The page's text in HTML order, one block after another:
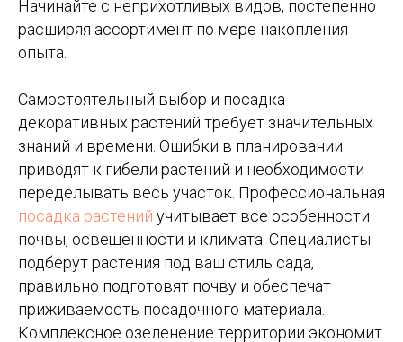
Начинайте с неприхотливых видов, постепенно
расширяя ассортимент по мере накопления
опыта.
Самостоятельный выбор и посадка
декоративных растений требует значительных
знаний и времени. Ошибки в планировании
приводят к гибели растений и необходимости
переделывать весь участок. Профессиональная
посадка растений учитывает все особенности
почвы, освещенности и климата. Специалисты
подберут растения под ваш стиль сада,
правильно подготовят почву и обеспечат
приживаемость посадочного материала.
Комплексное озеленение территории экономит